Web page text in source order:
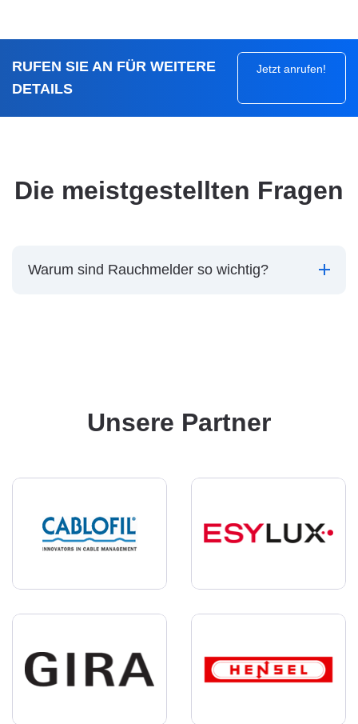
RUFEN SIE AN FÜR WEITERE
DETAILS
Jetzt anrufen!
Die meistgestellten Fragen
Warum sind Rauchmelder so wichtig?
Unsere Partner